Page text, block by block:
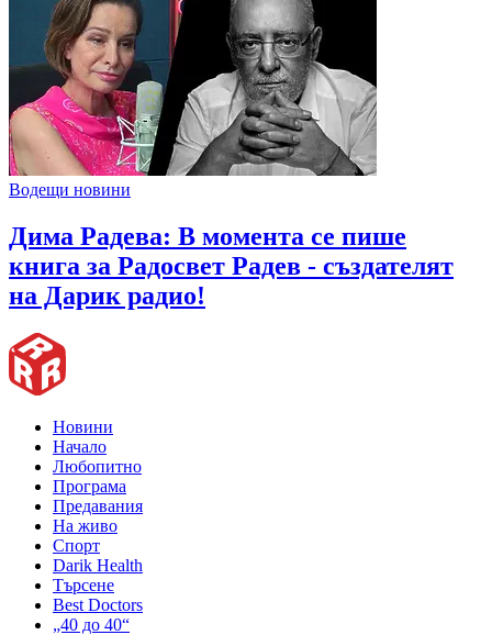
Водещи новини
Дима Радева: В момента се пише
книга за Радосвет Радев - създателят
на Дарик радио!
Новини
Начало
Любопитно
Програма
Предавания
На живо
Спорт
Darik Health
Търсене
Best Doctors
„40 до 40“